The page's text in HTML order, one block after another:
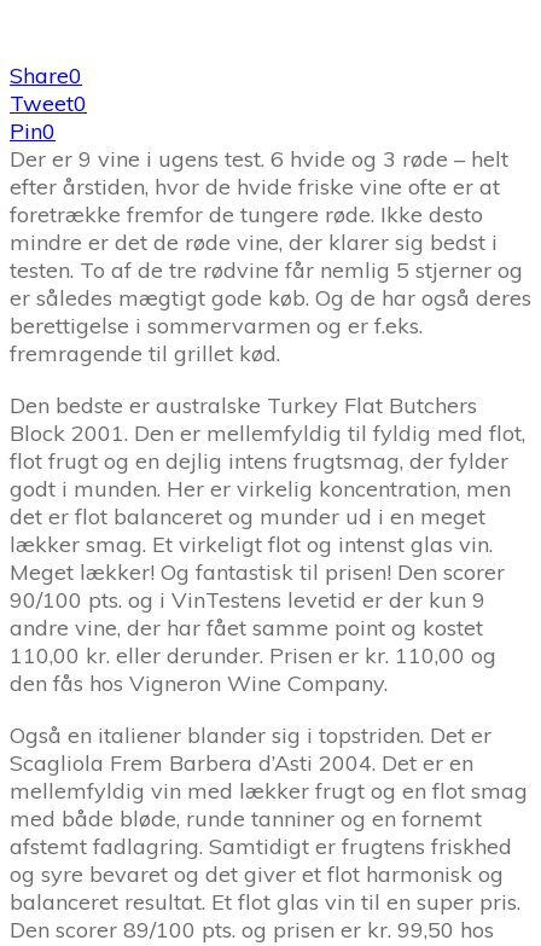
Share0
Tweet0
Pin0
Der er 9 vine i ugens test. 6 hvide og 3 røde – helt
efter årstiden, hvor de hvide friske vine ofte er at
foretrække fremfor de tungere røde. Ikke desto
mindre er det de røde vine, der klarer sig bedst i
testen. To af de tre rødvine får nemlig 5 stjerner og
er således mægtigt gode køb. Og de har også deres
berettigelse i sommervarmen og er f.eks.
fremragende til grillet kød.
Den bedste er australske Turkey Flat Butchers
Block 2001. Den er mellemfyldig til fyldig med flot,
flot frugt og en dejlig intens frugtsmag, der fylder
godt i munden. Her er virkelig koncentration, men
det er flot balanceret og munder ud i en meget
lækker smag. Et virkeligt flot og intenst glas vin.
Meget lækker! Og fantastisk til prisen! Den scorer
90/100 pts. og i VinTestens levetid er der kun 9
andre vine, der har fået samme point og kostet
110,00 kr. eller derunder. Prisen er kr. 110,00 og
den fås hos Vigneron Wine Company.
Også en italiener blander sig i topstriden. Det er
Scagliola Frem Barbera d’Asti 2004. Det er en
mellemfyldig vin med lækker frugt og en flot smag
med både bløde, runde tanniner og en fornemt
afstemt fadlagring. Samtidigt er frugtens friskhed
og syre bevaret og det giver et flot harmonisk og
balanceret resultat. Et flot glas vin til en super pris.
Den scorer 89/100 pts. og prisen er kr. 99,50 hos